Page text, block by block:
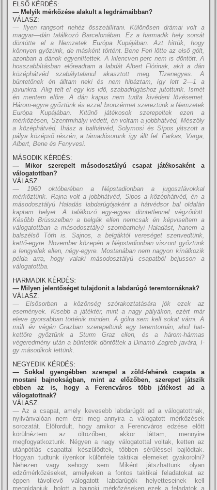
ELSŐ KÉRDÉS:
— Melyik mérkőzése alakult a legdrámaibban?
VÁLASZ:
— Ilyen rangsort nehéz összeállí­tani. Különösen drámai volt a
magyar—dán találkozó Barcelonában. Ez a harmadik hely sorsát
döntötte el a Nemzetek Európa Kupájában. Azt hittük, hogy
könnyen győzünk, de másként történt. Bene Feri lőtte az első gólt,
azonban a dánok egyenlí­tettek. A kilencven perc nem is döntött. A
hosszabbí­tásban előreadtam a labdát Albert Flórinak, akit a dán
középhátvéd szabálytalanul akasztott meg. Tizenegyes. A
büntetőnek én álltam neki és nem hibáztam, í­gy lett 2—1 a
javunkra. Alig telt el egy kis idő, szabadrúgáshoz jutottunk. Ismét
én mentem előre. A dán kapus nem tudta kivédeni lövésemet.
Három-egyre győztünk és ezzel bronzérmet szereztünk a Nemzetek
Európa Kupájában. Kitűnő játékosok szerepeltek ezen a
mérkőzésen, Szentmihályi védett, én voltam a jobbhátvéd, Mészöly
a középhátvéd, Ihász a balhátvéd, Solymosi és Sí­pos játszott a
pálya középső részén, a támadósorunk í­gy állt fel: Farkas, Varga,
Albert, Bene és Fenyvesi.
MÁSODIK KÉRDÉS:
— Mikor szerepelt másodosztályú csapat játékosaként a
válogatottban?
VÁLASZ:
— 1960 októberében a Népstadionban a jugoszlávokkal
mérkőztünk. Rajna volt a jobbhátvéd, Sipos a középhátvéd, én a
másodosztályú Haladás labdarúgójaként a hátvédsor bal oldalán
kaptam helyet. A találkozó egy-egyes döntetlennel végződött.
Később Brüsszelben a belgák ellen nemcsak én képviseltem a
válogatottban a másodosztályú szombathelyi Haladást, hanem a
balszélső Tóth is. Sajnos, a belgáktól vereséget szenvedtünk,
kettő-egyre. November közepén a Népstadionban viszont győztünk
a lengyelek ellen, négy-egyre. Mostanában nem nagyon kí­nálkozik
példa arra, hogy valaki másodosztályú csapatból bejusson a
válogatottba.
HARMADIK KÉRDÉS:
— Milyen jelentőséget tulajdonit a labdarúgó teremtornáknak?
VÁLASZ:
— Elsősorban a közönség szórakoztatására jók ezek az
események. Kisebb a játéktér, mint a nagy pályákon, ezért már
eleve gyorsabban történik minden. A gólra sem kell sokat várni. A
múlt év végén Grazban szerepeltünk egy teremtornán, ahol hat-
kettőre győztünk a Sturm Graz ellen, és a három-hármas
végeredmény után a büntetők döntöttek a Dinamó Zagreb javára, í­
gy másodikok lettünk.
NEGYEDIK KÉRDÉS:
— Sokkal gyengébben szerepel a zöld-fehérek csapata a
mostani bajnokságban, mint az előzőben, szerepet játszik
ebben az is, hogy a Ferencváros több játékost ad a
válogatottnak?
VÁLASZ:
— Az a csapat, amely kevesebb labdarúgót ad a válogatottnak,
nyilvánvalóan nem érzi meg annyira a válogatott mérkőzések
sorozatát. Előfordult, hogy amikor a Ferencváros edzése előtt
körülnéztem az öltözőben, akkor láttam, mennyire
megfogyatkoztunk. Négyen a nagy válogatottal voltak, ketten az
utánpótlás csapattal készülődtek, többen sérüléssel bajlódtak.
Hogyan tudtunk ilyenkor különféle taktikai elemeket gyakorolni?
Nehezen vagy sehogy sem. Miként játszhattunk olyan
edzőmérkőzéseket, amelyeken a fontos taktikai feladatokat az
éppen távollevő válogatott labdarúgók helyetteseinek kell
megoldaniuk, holott a bajnoki mérkőzéseken ezek a feladatok a